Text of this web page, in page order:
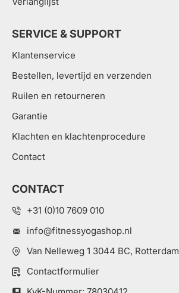
SERVICE & SUPPORT
Klantenservice
Bestellen, levertijd en verzenden
Ruilen en retourneren
Garantie
Klachten en klachtenprocedure
Contact
CONTACT
+31 (0)10 7609 010
info@fitnessyogashop.nl
Van Nelleweg 1 3044 BC, Rotterdam
Contactformulier